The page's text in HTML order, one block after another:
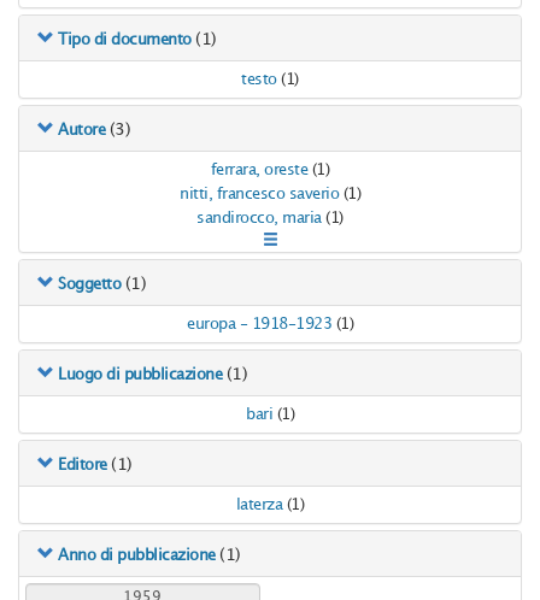
Tipo di documento (1)
testo (1)
Autore (3)
ferrara, oreste (1)
nitti, francesco saverio (1)
sandirocco, maria (1)
Soggetto (1)
europa - 1918-1923 (1)
Luogo di pubblicazione (1)
bari (1)
Editore (1)
laterza (1)
Anno di pubblicazione (1)